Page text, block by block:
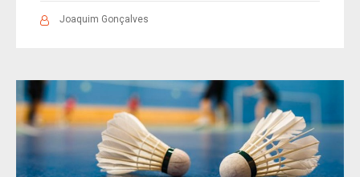
Joaquim Gonçalves